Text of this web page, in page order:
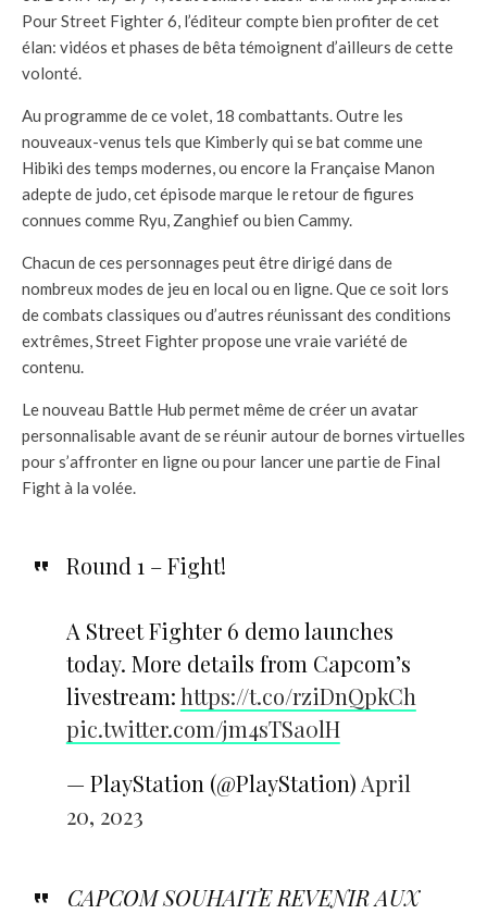
Pour Street Fighter 6, l’éditeur compte bien profiter de cet
élan: vidéos et phases de bêta témoignent d’ailleurs de cette
volonté.
Au programme de ce volet, 18 combattants. Outre les
nouveaux-venus tels que Kimberly qui se bat comme une
Hibiki des temps modernes, ou encore la Française Manon
adepte de judo, cet épisode marque le retour de figures
connues comme Ryu, Zanghief ou bien Cammy.
Chacun de ces personnages peut être dirigé dans de
nombreux modes de jeu en local ou en ligne. Que ce soit lors
de combats classiques ou d’autres réunissant des conditions
extrêmes, Street Fighter propose une vraie variété de
contenu.
Le nouveau Battle Hub permet même de créer un avatar
personnalisable avant de se réunir autour de bornes virtuelles
pour s’affronter en ligne ou pour lancer une partie de Final
Fight à la volée.
Round 1 – Fight!
A Street Fighter 6 demo launches
today. More details from Capcom’s
livestream:https://t.co/rziDnQpkCh
pic.twitter.com/jm4sTSa0lH
— PlayStation (@PlayStation) April
20, 2023
CAPCOM SOUHAITE REVENIR AUX